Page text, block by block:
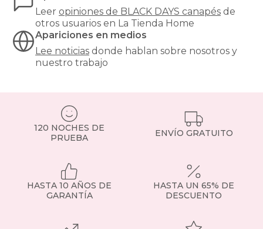
Leer opiniones de BLACK DAYS canapés de
otros usuarios en La Tienda Home
Apariciones en medios
Lee noticias donde hablan sobre nosotros y
nuestro trabajo
120 NOCHES DE
PRUEBA
ENVÍO GRATUITO
HASTA 10 AÑOS DE
GARANTÍA
HASTA UN 65% DE
DESCUENTO